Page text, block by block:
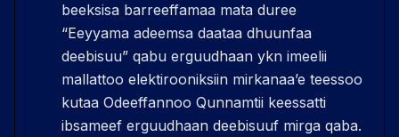
beeksisa barreeffamaa mata duree
“Eeyyama adeemsa daataa dhuunfaa
deebisuu” qabu erguudhaan ykn imeelii
mallattoo elektirooniksiin mirkanaaʼe teessoo
kutaa Odeeffannoo Qunnamtii keessatti
ibsameef erguudhaan deebisuuf mirga qaba.